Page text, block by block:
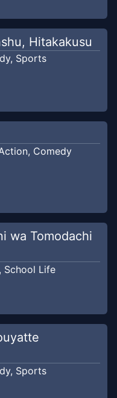
Hitakakusu
, Sports
, Comedy
wa Tomodachi
School Life
, Sports